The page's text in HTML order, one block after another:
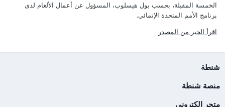
الخمسة المقبلة، بحسب بول هيسلوب، المسؤول عن أعمال الألغام لدى
برنامج الأمم المتحدة الإنمائي.
اقرأ الخبر من المصدر
شنطة
منصة شنطة
متجر الكتروني